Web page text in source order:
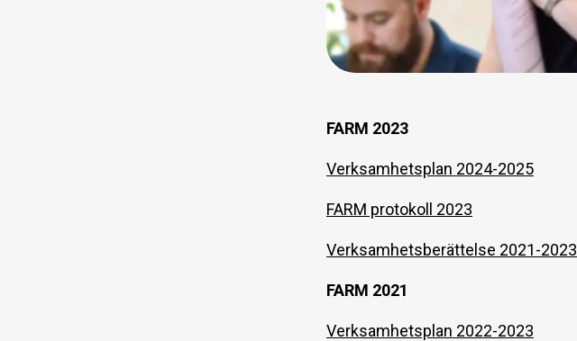
FARM 2023
Verksamhetsplan 2024-2025
FARM protokoll 2023
Verksamhetsberättelse 2021-2023
FARM 2021
Verksamhetsplan 2022-2023